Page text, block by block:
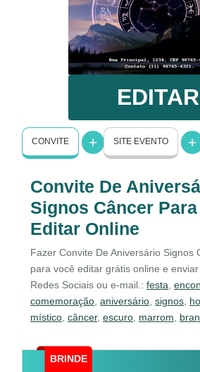
EDITAR
CONVITE SITE EVENTO
Convite De
Signos Câncer
Editar Online
Fazer Convite De Aniversário Signos
para você editar grátis online e enviar
Redes Sociais ou e-mail.: festa
comemoração aniversário signos
místico câncer, escuro marrom
BRINDE